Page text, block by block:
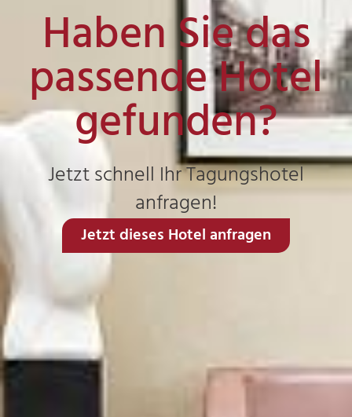
Haben Sie das
passende Hotel
gefunden?
Jetzt schnell Ihr Tagungshotel
anfragen!
Jetzt dieses Hotel anfragen